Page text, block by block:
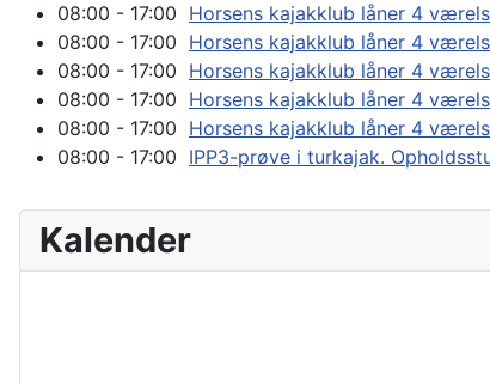
08:00 - 17:00 Horsens kajakklub låner 4
08:00 - 17:00 Horsens kajakklub låner 4
08:00 - 17:00 Horsens kajakklub låner 4
08:00 - 17:00 Horsens kajakklub låner 4
08:00 - 17:00 Horsens kajakklub låner 4
08:00 - 17:00 IPP3-prøve i turkajak.
Kalender